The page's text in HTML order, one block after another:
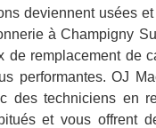
deviennent usées
à Champigny
de remplacement de
performantes. OJ
des techniciens en
et vous offrent